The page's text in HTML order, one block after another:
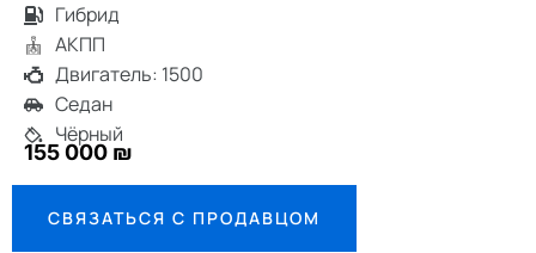
Гибрид
АКПП
Двигатель: 1500
Седан
Чёрный
155 000 ₪
СВЯЗАТЬСЯ С ПРОДАВЦОМ